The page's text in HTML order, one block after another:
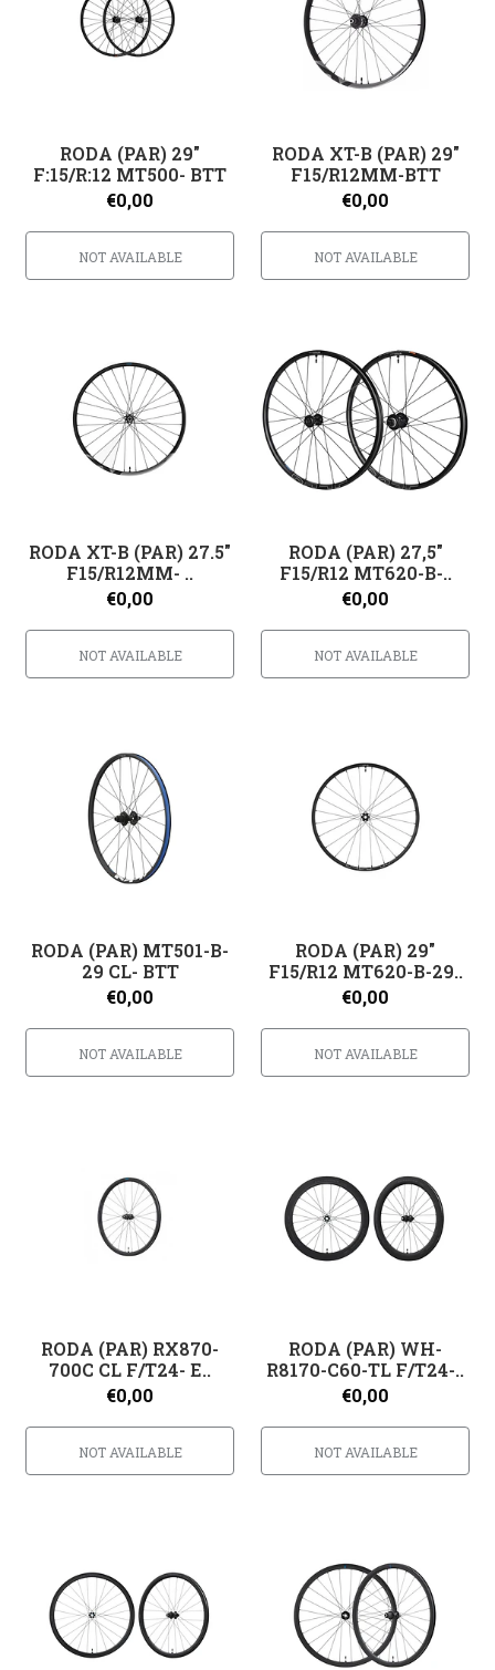
RODA (PAR) 29"
F:15/R:12 MT500- BTT
€0,00
NOT AVAILABLE
RODA XT-B (PAR) 29"
F15/R12MM-BTT
€0,00
NOT AVAILABLE
RODA XT-B (PAR) 27.5"
F15/R12MM- ..
€0,00
NOT AVAILABLE
RODA (PAR) 27,5"
F15/R12 MT620-B-..
€0,00
NOT AVAILABLE
RODA (PAR) MT501-B-
29 CL- BTT
€0,00
NOT AVAILABLE
RODA (PAR) 29"
F15/R12 MT620-B-29..
€0,00
NOT AVAILABLE
RODA (PAR) RX870-
700C CL F/T24- E..
€0,00
NOT AVAILABLE
RODA (PAR) WH-
R8170-C60-TL F/T24-..
€0,00
NOT AVAILABLE